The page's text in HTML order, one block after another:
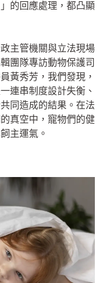
的回應處理，都凸顯
主管機關與立法現場
團隊專訪動物保護司
黃秀芳，我們發現，
連串制度設計失衡、
同造成的結果。在法
真空中，寵物們的健
主運氣。